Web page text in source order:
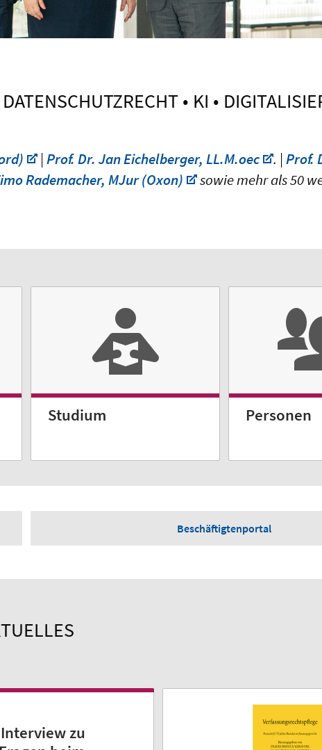
• KI •
|Prof. Dr. Jan Eichelberger, LL.M.oec . |Prof.
Rademacher, MJur (Oxon)
sowie mehr als 50
Studium Personen
Beschäftigtenportal
zu